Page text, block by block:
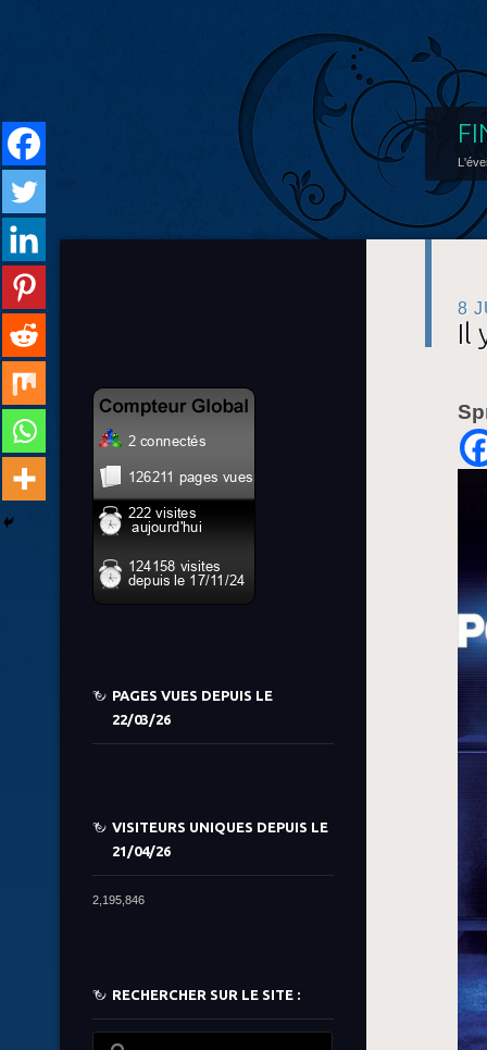
8
Il
PAGES VUES DEPUIS LE
22/03/26
VISITEURS UNIQUES DEPUIS LE
21/04/26
2,195,846
RECHERCHER SUR LE SITE :